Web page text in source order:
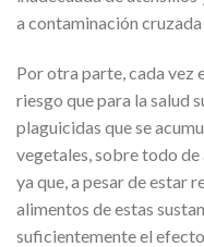
a contaminación
Por otra parte, cada vez
riesgo que para la salud
plaguicidas que se
vegetales, sobre todo de
ya que, a pesar de estar
alimentos de estas
suficientemente el